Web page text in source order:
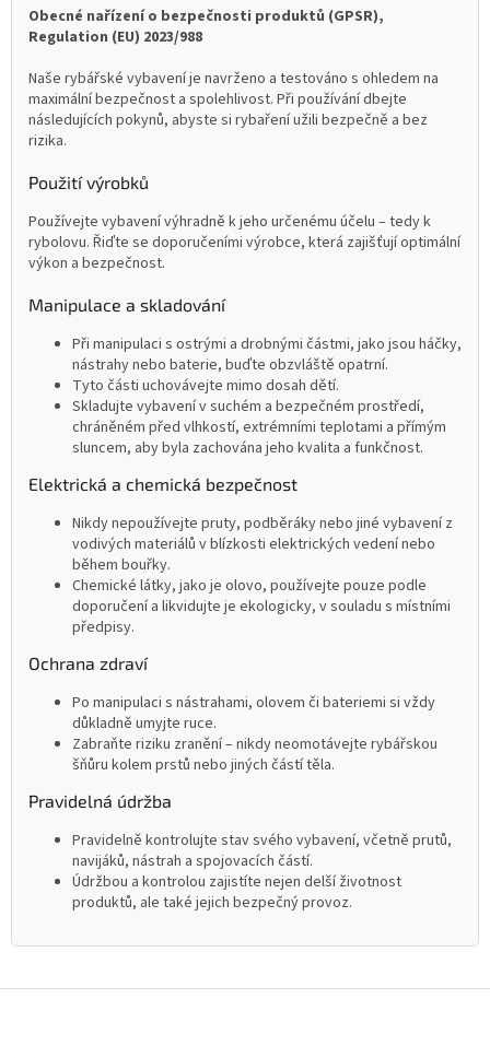
Obecné nařízení o bezpečnosti produktů (GPSR),
Regulation (EU) 2023/988
Naše rybářské vybavení je navrženo a testováno s ohledem na
maximální bezpečnost a spolehlivost. Při používání dbejte
následujících pokynů, abyste si rybaření užili bezpečně a bez
rizika.
Použití výrobků
Používejte vybavení výhradně k jeho určenému účelu – tedy k
rybolovu. Řiďte se doporučeními výrobce, která zajišťují optimální
výkon a bezpečnost.
Manipulace a skladování
Při manipulaci s ostrými a drobnými částmi, jako jsou háčky,
nástrahy nebo baterie, buďte obzvláště opatrní.
Tyto části uchovávejte mimo dosah dětí.
Skladujte vybavení v suchém a bezpečném prostředí,
chráněném před vlhkostí, extrémními teplotami a přímým
sluncem, aby byla zachována jeho kvalita a funkčnost.
Elektrická a chemická bezpečnost
Nikdy nepoužívejte pruty, podběráky nebo jiné vybavení z
vodivých materiálů v blízkosti elektrických vedení nebo
během bouřky.
Chemické látky, jako je olovo, používejte pouze podle
doporučení a likvidujte je ekologicky, v souladu s místními
předpisy.
Ochrana zdraví
Po manipulaci s nástrahami, olovem či bateriemi si vždy
důkladně umyjte ruce.
Zabraňte riziku zranění – nikdy neomotávejte rybářskou
šňůru kolem prstů nebo jiných částí těla.
Pravidelná údržba
Pravidelně kontrolujte stav svého vybavení, včetně prutů,
navijáků, nástrah a spojovacích částí.
Údržbou a kontrolou zajistíte nejen delší životnost
produktů, ale také jejich bezpečný provoz.